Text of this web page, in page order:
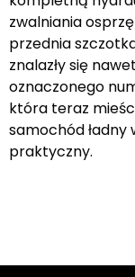
zwalniania
przednia
znalazły się
oznaczonego
która teraz
samochód ładny
praktyczny.